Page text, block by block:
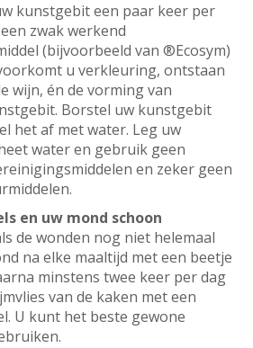
kunstgebit een paar keer per
zwak werkend
(bijvoorbeeld van ®Ecosym)
u verkleuring, ontstaan
wijn, én de vorming van
Borstel uw kunstgebit
het af met water. Leg uw
water en gebruik geen
en zeker geen
en uw mond schoon
de wonden nog niet helemaal
na elke maaltijd met een beetje
minstens twee keer per dag
van de kaken met een
U kunt het beste gewone